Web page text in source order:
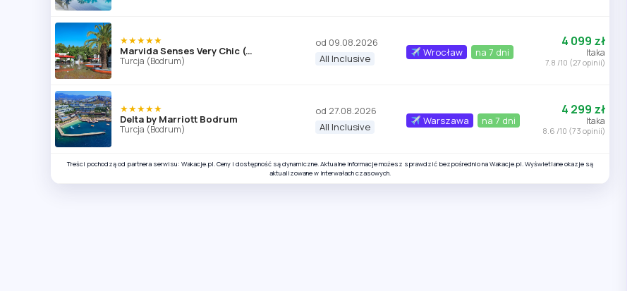
★★★★★
Marvida Senses Very Chic (ex. Otium Senses Very Chic)
Turcja (Bodrum)
od 09.08.2026
All Inclusive
Wrocław na 7 dni
4 099 zł
Itaka
7.8 /10 (27 opinii)
★★★★★
Delta by Marriott Bodrum
Turcja (Bodrum)
od 27.08.2026
All Inclusive
Warszawa na 7 dni
4 299 zł
Itaka
8.6 /10 (73 opinii)
Treści pochodzą od partnera serwisu: Wakacje.pl. Ceny i dostępność są dynamiczne. Aktualne informacje możesz sprawdzić bezpośrednio na Wakacje.pl. Wyświetlane okazje są
aktualizowane w interwałach czasowych.